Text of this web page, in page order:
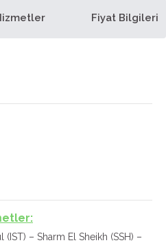
Fiyat Bilgileri
– Sharm El Sheikh (SSH) –